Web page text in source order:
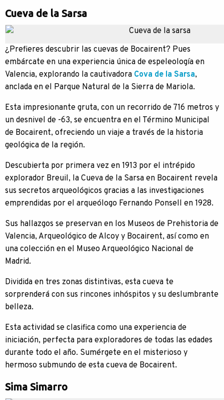
Cueva de la Sarsa
¿Prefieres descubrir las cuevas de Bocairent? Pues
embárcate en una experiencia única de espeleología en
Valencia, explorando la cautivadora Cova de la Sarsa,
anclada en el Parque Natural de la Sierra de Mariola.
Esta impresionante gruta, con un recorrido de 716 metros y
un desnivel de -63, se encuentra en el Término Municipal
de Bocairent, ofreciendo un viaje a través de la historia
geológica de la región.
Descubierta por primera vez en 1913 por el intrépido
explorador Breuil, la Cueva de la Sarsa en Bocairent revela
sus secretos arqueológicos gracias a las investigaciones
emprendidas por el arqueólogo Fernando Ponsell en 1928.
Sus hallazgos se preservan en los Museos de Prehistoria de
Valencia, Arqueológico de Alcoy y Bocairent, así como en
una colección en el Museo Arqueológico Nacional de
Madrid.
Dividida en tres zonas distintivas, esta cueva te
sorprenderá con sus rincones inhóspitos y su deslumbrante
belleza.
Esta actividad se clasifica como una experiencia de
iniciación, perfecta para exploradores de todas las edades
durante todo el año. Sumérgete en el misterioso y
hermoso submundo de esta cueva de Bocairent.
Sima Simarro